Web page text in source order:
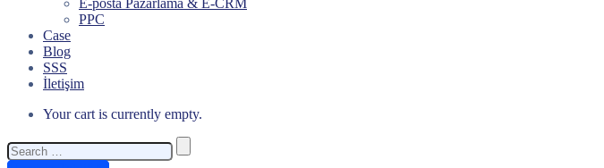
E-posta Pazarlama & E-CRM
PPC
Case
Blog
SSS
İletişim
Your cart is currently empty.
Search
for: